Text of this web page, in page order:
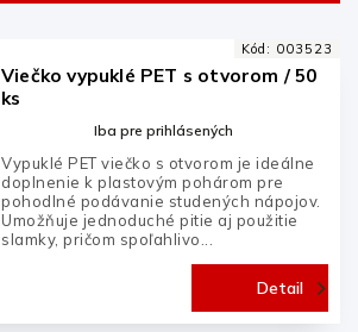
Viečko vypuklé PET s otvorom / 50
ks
Iba pre prihlásených
Detail
Vypuklé PET viečko s otvorom je ideálne
doplnenie k plastovým pohárom pre
pohodlné podávanie studených nápojov.
Umožňuje jednoduché pitie aj použitie
slamky, pričom spoľahlivo...
Kód: 003523